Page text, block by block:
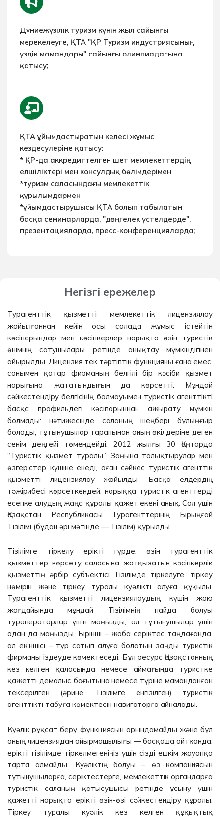
Дүниежүзілік туризм күнін жыл сайынғы
мерекелеуге, ҚТА "ҚР Туризм индустриясының
үздік мамандары" сайынғы олимпиадасына
қатысу;
ҚТА ұйымдастыратын келесі жұмыс
кездесулеріне қатысу:
* ҚР-да аккредиттелген шет мемлекеттердің
елшіліктері мен консулдық бөлімдерімен
*туризм саласындағы мемлекеттік
құрылымдармен
*ұйымдастырушысы ҚТА болып табылатын
басқа семинарларда, "дөңгелек үстелдерде",
презентацияларда, пресс-конференцияларда;
Негізгі ережелер
Турагенттік қызметті мемлекеттік лицензиялау
жойылғаннан кейін осы салада жұмыс істейтін
кәсіпорындар мен кәсіпкерлер нарықта өзін туристік
өнімнің сатушылары ретінде анықтау мүмкіндігінен
айырылды. Лицензия тек тәртіптік функцияны ғана емес,
сонымен қатар фирманың белгілі бір кәсіби қызмет
нарығына жататындығын да көрсетті. Мұндай
сәйкестендіру белгісінің болмауымен туристік агенттікті
басқа профильдегі кәсіпорыннан ажырату мүмкін
болмады: нәтижесінде саланың шеңбері бұлыңғыр
болады, тұтынушылар тарапынан оның өкілдеріне деген
сенім деңгейі төмендейді. 2012 жылғы 30 Қаңтарда
“Туристік қызмет туралы” Заңына толықтырулар мен
өзгерістер күшіне енеді, оған сәйкес туристік агенттік
қызметті лицензиялау жойылды. Басқа елдердің
тәжірибесі көрсеткендей, нарыққа туристік агенттерді
есепке алудың жаңа құралы қажет екені анық. Сол үшін
Қазақстан Республикасы Турагенттерінің Бірыңғай
Тізілімі (бұдан әрі мәтінде — Тізілім) құрылды.
Тізілімге тіркелу ерікті түрде: өзін турагенттік
қызметтер көрсету саласына жатқызатын кәсіпкерлік
қызметтің әрбір субъектісі Тізілімде тіркелуге, тіркеу
нөмірін және тіркеу туралы куәлікті алуға құқылы.
Турагенттік қызметті лицензиялаудың күшін жою
жағдайында мұндай Тізілімнің пайда болуы
туроператорлар үшін маңызды, ал тұтынушылар үшін
одан да маңызды. Бірінші – жоба серіктес таңдағанда,
ал екіншісі – тур сатып алуға болатын заңды туристік
фирманы іздеуде көмектеседі. Бұл ресурс Қазақстанның
кез келген қаласында немесе аймағында туристке
қажетті демалыс бағытына немесе түріне маманданған
тексерілген (әрине, Тізілімге енгізілген) туристік
агенттікті табуға көмектесін навигаторға айналады.
Куәлік рұқсат беру функциясын орындамайды және бұл
оның лицензиядан айырмашылығы — басқаша айтқанда,
ерікті тізілімде тіркелмегеніңіз үшін сізді ешкім жауапқа
тарта алмайды. Куәліктің болуы – өз компаниясын
тұтынушыларға, серіктестерге, мемлекеттік органдарға
туристік саланың қатысушысы ретінде ұсыну үшін
қажетті нарықта ерікті өзін-өзі сәйкестендіру құралы.
Тіркеу туралы куәлік кез келген құқықтық